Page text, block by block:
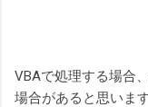
VBAで処理する場合
場合があると思います